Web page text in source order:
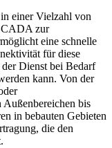
einer Vielzahl von
zur
eine schnelle
für diese
Dienst bei Bedarf
kann. Von der
Außenbereichen bis
in bebauten Gebieten
die den